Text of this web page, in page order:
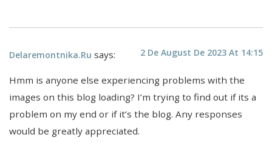
Delaremontnika.ru says: 2 De August De 2023 At 14:15
Hmm is anyone else experiencing problems with the
images on this blog loading? I’m trying to find out if its a
problem on my end or if it’s the blog. Any responses
would be greatly appreciated.